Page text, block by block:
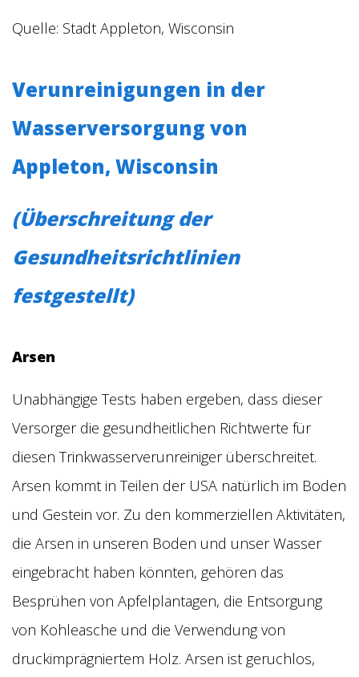
Quelle: Stadt Appleton, Wisconsin
Verunreinigungen in der
Wasserversorgung von
Appleton, Wisconsin
(Überschreitung der
Gesundheitsrichtlinien
festgestellt)
Arsen
Unabhängige Tests haben ergeben, dass dieser
Versorger die gesundheitlichen Richtwerte für
diesen Trinkwasserverunreiniger überschreitet.
Arsen kommt in Teilen der USA natürlich im Boden
und Gestein vor. Zu den kommerziellen Aktivitäten,
die Arsen in unseren Boden und unser Wasser
eingebracht haben könnten, gehören das
Besprühen von Apfelplantagen, die Entsorgung
von Kohleasche und die Verwendung von
druckimprägniertem Holz. Arsen ist geruchlos,